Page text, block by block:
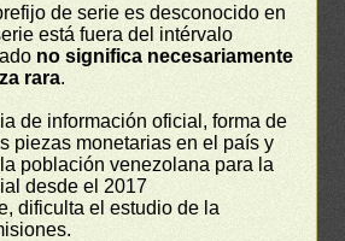
de serie es desconocido en
está fuera del intérvalo
no significa necesariamente
rara.
de información oficial, forma de
piezas monetarias en el país y
población venezolana para la
desde el 2017
dificulta el estudio de la